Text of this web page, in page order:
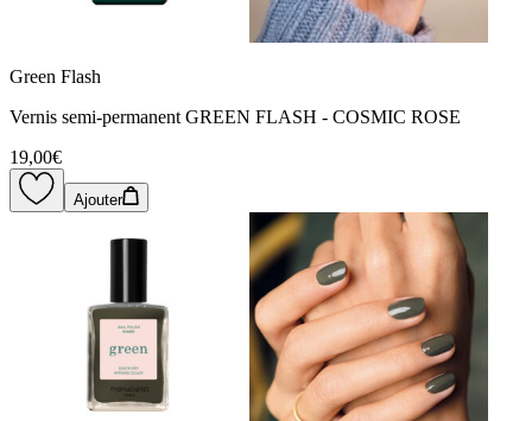
Green Flash
Vernis semi-permanent GREEN FLASH - COSMIC ROSE
19,00€
Ajouter